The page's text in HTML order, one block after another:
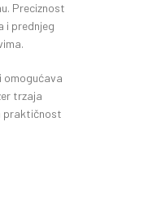
Preciznost
i prednjeg
omogućava
trzaja
praktičnost